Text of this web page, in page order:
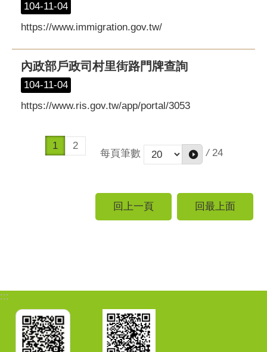
104-11-04
https://www.immigration.gov.tw/
內政部戶政司村里街路門牌查詢
104-11-04
https://www.ris.gov.tw/app/portal/3053
1 2
每頁筆數 / 24
回上一頁 回最上面
:::